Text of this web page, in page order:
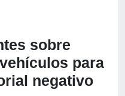
sobre
para
negativo